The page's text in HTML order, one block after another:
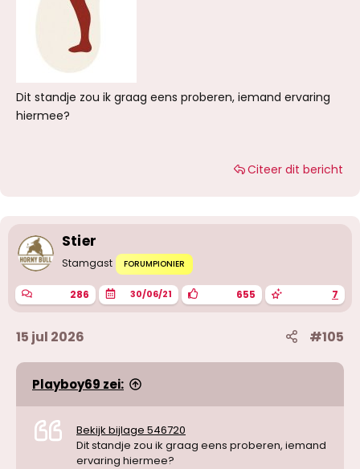
Dit standje zou ik graag eens proberen, iemand ervaring
hiermee?
Citeer dit bericht
Stier
Stamgast FORUMPIONIER
286 30/06/21 655 7
15 jul 2026 #105
Playboy69 zei:
Bekijk bijlage 546720
Dit standje zou ik graag eens proberen, iemand
ervaring hiermee?